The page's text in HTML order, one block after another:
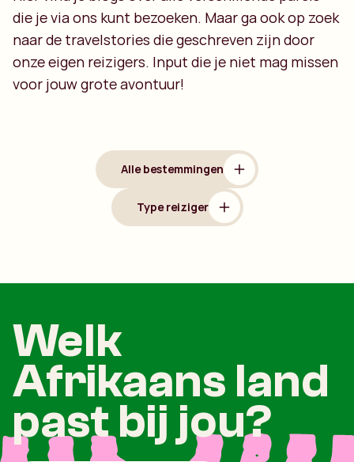
die je via ons kunt bezoeken. Maar ga ook op zoek
naar de travelstories die geschreven zijn door
onze eigen reizigers. Input die je niet mag missen
voor jouw grote avontuur!
Alle bestemmingen
Type reiziger
Welk
Afrikaans land
past bij jou?